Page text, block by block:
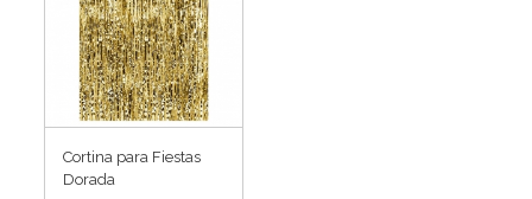
Cortina para Fiestas
Dorada